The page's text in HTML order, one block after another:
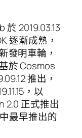
2019.03.13
逐漸成熟，
發明車輪，
於 Cosmos
推出，
，以
2.0 正式推出
最早推出的